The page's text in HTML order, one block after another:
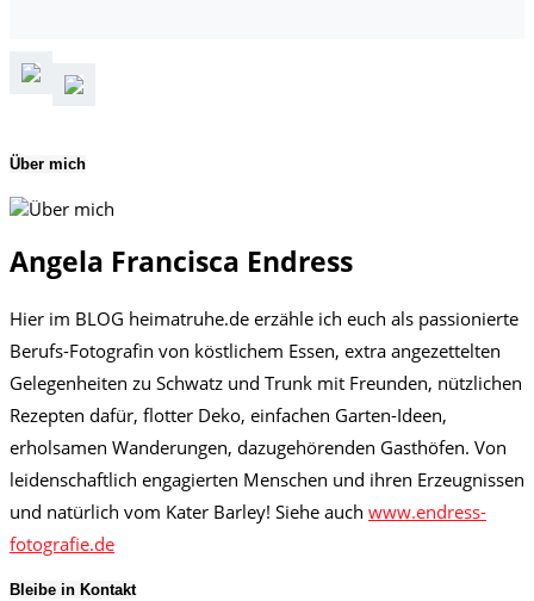
Über mich
Angela Francisca Endress
Hier im BLOG heimatruhe.de erzähle ich euch als passionierte
Berufs-Fotografin von köstlichem Essen, extra angezettelten
Gelegenheiten zu Schwatz und Trunk mit Freunden, nützlichen
Rezepten dafür, flotter Deko, einfachen Garten-Ideen,
erholsamen Wanderungen, dazugehörenden Gasthöfen. Von
leidenschaftlich engagierten Menschen und ihren Erzeugnissen
und natürlich vom Kater Barley! Siehe auch www.endress-
fotografie.de
Bleibe in Kontakt